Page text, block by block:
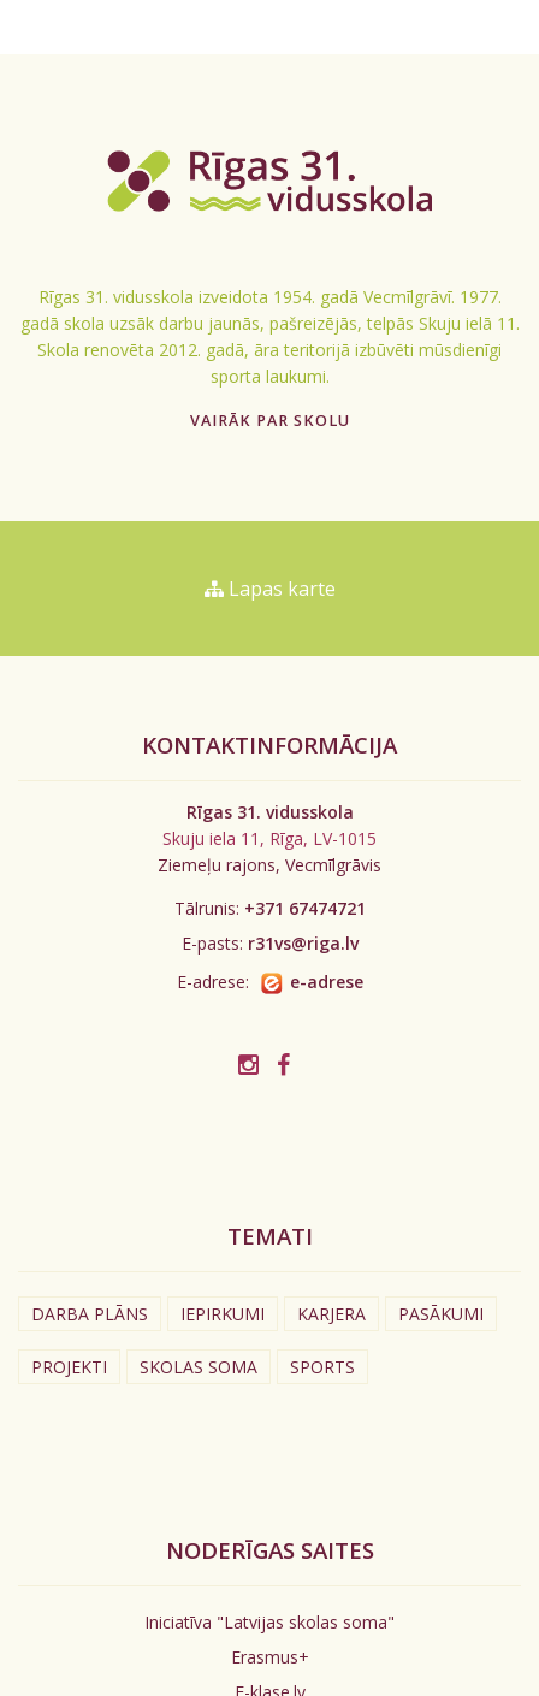
Rīgas 31. vidusskola izveidota 1954. gadā Vecmīlgrāvī. 1977.
gadā skola uzsāk darbu jaunās, pašreizējās, telpās Skuju ielā 11.
Skola renovēta 2012. gadā, āra teritorijā izbūvēti mūsdienīgi
sporta laukumi.
VAIRĀK PAR SKOLU
Lapas karte
KONTAKTINFORMĀCIJA
Rīgas 31. vidusskola
Skuju iela 11, Rīga, LV-1015
Ziemeļu rajons, Vecmīlgrāvis
Tālrunis: +371 67474721
E-pasts: r31vs@riga.lv
E-adrese:
e-adrese
TEMATI
DARBA PLĀNS IEPIRKUMI KARJERA PASĀKUMI
PROJEKTI SKOLAS SOMA SPORTS
NODERĪGAS SAITES
Iniciatīva "Latvijas skolas soma"
Erasmus+